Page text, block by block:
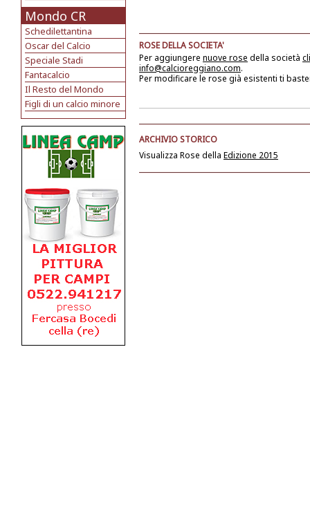
Mondo CR
Schedilettantina
Oscar del Calcio
Speciale Stadi
Fantacalcio
Il Resto del Mondo
Figli di un calcio minore
ROSE DELLA SOCIETA'
Per aggiungere nuove rose della società
info@calcioreggiano.com.
Per modificare le rose già esistenti ti
ARCHIVIO STORICO
Visualizza Rose della Edizione 2015